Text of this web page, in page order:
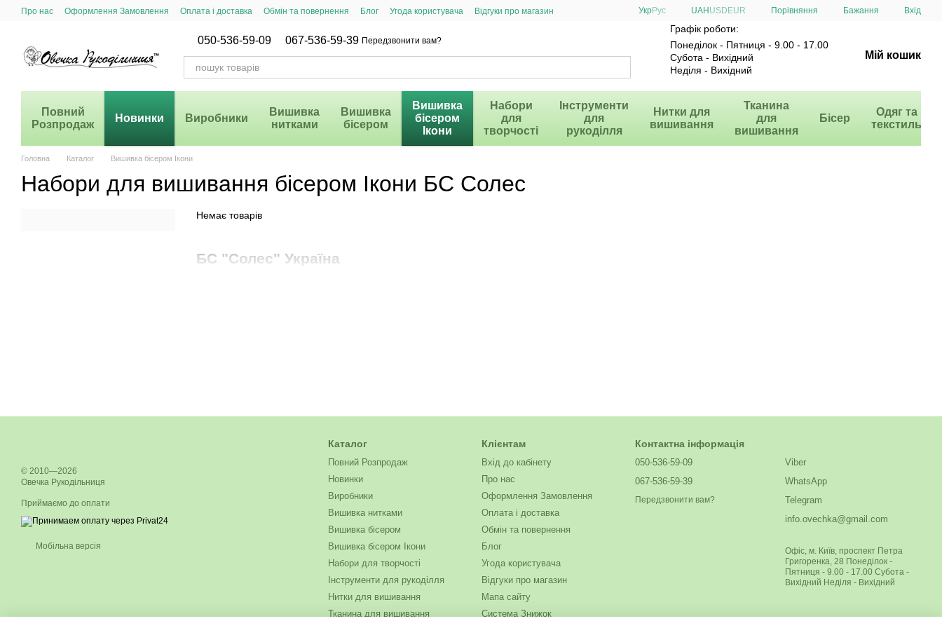
Перейти до основного контенту
Про нас Оформлення Замовлення Оплата і доставка Обмін та повернення Блог Угода користувача
Відгуки про магазин
УкрРус UAH USD EUR Порівняння Бажання Вхід
050-536-59-09 067-536-59-39 Передзвонити вам?
Графік роботи:
Понеділок - Пятниця - 9.00 - 17.00
Субота - Вихідний
Неділя - Вихідний
Мій кошик
Повний
Розпродаж
Новинки Виробники
Вишивка
нитками
Вишивка
бісером
Вишивка
бісером
Ікони
Набори
для
творчості
Інструменти
для
рукоділля
Нитки для
вишивання
Тканина
для
вишивання
Бісер
Одяг та
текстиль
Головна Каталог Вишивка бісером Ікони
Набори для вишивання бісером Ікони БС Солес
Немає товарів
БС "Солес" Україна
© 2010—2026
Овечка Рукодільниця
Приймаємо до оплати
Мобільна версія
Каталог
Повний Розпродаж
Новинки
Виробники
Вишивка нитками
Вишивка бісером
Вишивка бісером Ікони
Набори для творчості
Інструменти для рукоділля
Нитки для вишивання
Тканина для вишивання
Клієнтам
Вхід до кабінету
Про нас
Оформлення Замовлення
Оплата і доставка
Обмін та повернення
Блог
Угода користувача
Відгуки про магазин
Мапа сайту
Система Знижок
Контактна інформація
050-536-59-09
067-536-59-39
Передзвонити вам?
Viber
WhatsApp
Telegram
info.ovechka@gmail.com
Офіс, м. Київ, проспект Петра
Григоренка, 28 Понеділок -
Пятниця - 9.00 - 17.00 Субота -
Вихідний Неділя - Вихідний